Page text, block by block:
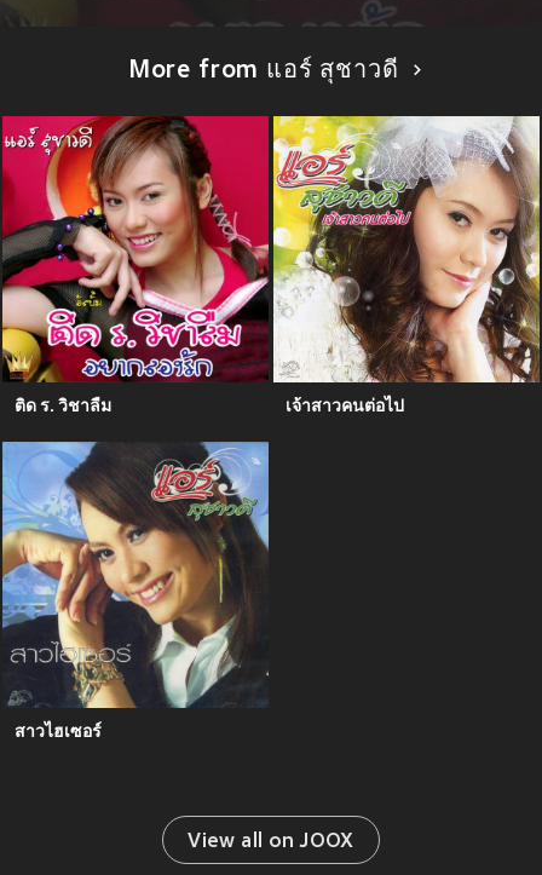
More from แอร์ สุชาวดี
ติด ร. วิชาลืม เจ้าสาวคนต่อไป
สาวไฮเซอร์
View all on JOOX